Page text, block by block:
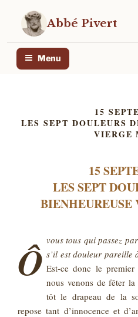
contenu
principal
Abbé Pivert
Menu
15
LES SEPT DOULEURS
VIERGE
15
LES SEPT
Ô vous tous qui passez
s’il est douleur pareille
Est-ce donc le
nous venons de fêter
tôt le drapeau de la
repose tant d’innocence et